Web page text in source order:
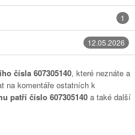
1
12.05.2026
čísla 607305140, které neznáte a
na komentáře ostatních k
patří číslo 607305140 a také další